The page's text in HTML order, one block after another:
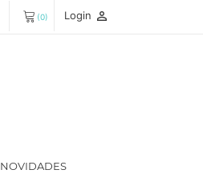
(0) Login person_outline
NOVIDADES